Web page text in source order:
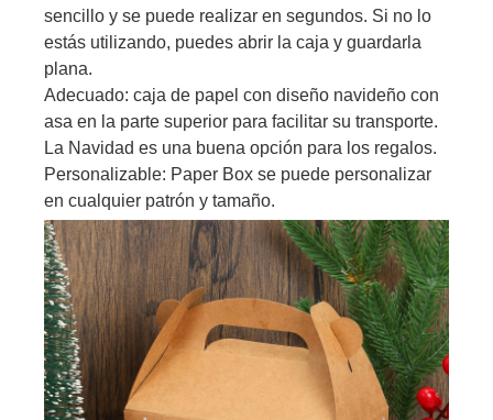
sencillo y se puede realizar en segundos. Si no lo
estás utilizando, puedes abrir la caja y guardarla
plana.
Adecuado: caja de papel con diseño navideño con
asa en la parte superior para facilitar su transporte.
La Navidad es una buena opción para los regalos.
Personalizable: Paper Box se puede personalizar
en cualquier patrón y tamaño.